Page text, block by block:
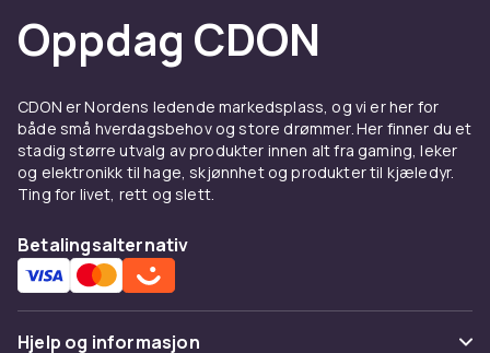
Oppdag CDON
CDON er Nordens ledende markedsplass, og vi er her for
både små hverdagsbehov og store drømmer. Her finner du et
stadig større utvalg av produkter innen alt fra gaming, leker
og elektronikk til hage, skjønnhet og produkter til kjæledyr.
Ting for livet, rett og slett.
Betalingsalternativ
Hjelp og informasjon